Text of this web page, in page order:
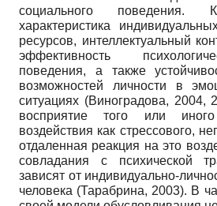
социального поведения.
характеристика
ресурсов, интеллектуальный
эффективность
поведения, а также
возможностей личности в
ситуациях (Виноградова, 2004,
восприятие того или иного
воздействия как стрессового,
отдаленная реакция на это
совладания с психической
зависят от индивидуально-
человека (Тарабрина, 2003). В